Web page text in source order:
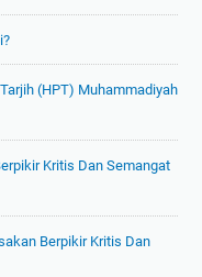
(HPT) Muhammadiyah
Kritis Dan Semangat
Berpikir Kritis Dan